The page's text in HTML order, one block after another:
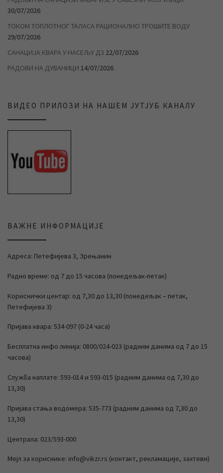
30/07/2026
ТОКОМ ТОПЛОТНОГ ТАЛАСА РАЦИОНАЛНО ТРОШИТЕ ВОДУ
29/07/2026
САНАЦИЈА КВАРА У НАСЕЉУ Д3 22/07/2026
РАДОВИ НА ДУВАНИЦИ 14/07/2026
ВИДЕО ПРИЛОЗИ НА НАШЕМ ЈУТЈУБ КАНАЛУ
ВАЖНЕ ИНФОРМАЦИЈЕ
Адреса: Петефијева 3, Зрењанин
Радно време: од 7 до 15 часова (понедељак-петак)
Кориснички центар: од 7,30 до 13,30 (понедељак – петак,
Петефијева 3)
Пријава квара: 534-097 (0-24 часа)
Бесплатна инфо линија: 0800/024-023 (радним данима од 7 до 15
часова)
Служба наплате: 593-014 и 593-015 (радним данима од 7,30 до
13,30)
Пријава стања водомера: 535-773 (радним данима од 7,30 до
13,30)
Централа: 023/593-000
Мејл за кориснике: info@vikzr.rs (контакт, рекламације, захтеви)